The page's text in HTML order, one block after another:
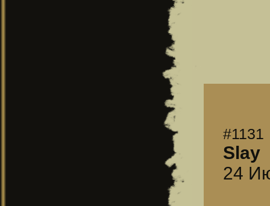
#1131
Slay
24